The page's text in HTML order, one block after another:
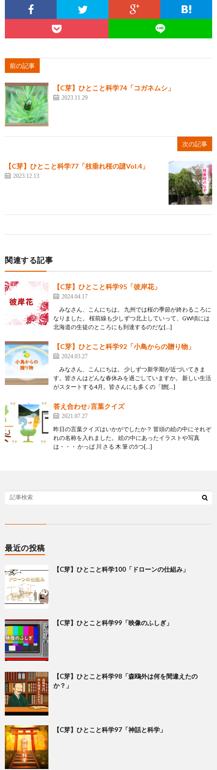
前の記事
【C芽】ひとこと科学74「コガネムシ」
2023.11.29
次の記事
【C芽】ひとこと科学77「枝垂れ桜の謎Vol.4」
2023.12.13
関連する記事
【C芽】ひとこと科学95「彼岸花」
2024.04.17
みなさん、こんにちは。 九州では桜の季節が終わるころに
なりました。 桜前線も少しずつ北上していって、GW頃には
北海道の生徒のところにも到達するのだな[…]
【C芽】ひとこと科学92「小鳥からの贈り物」
2024.03.27
みなさん、こんにちは。 少しずつ新学期が近づいてきま
す。皆さんはどんな春休みを過ごしていますか。 新しい生活
がスタートする4月。皆さんにも多くの「贈[…]
答え合わせ♪言葉クイズ
2021.07.27
昨日の言葉クイズはいかがでしたか？ 冒頭の絵の中にそれぞ
れの名称を入れました。 絵の中にあったイラストや写真
は・・・ かっぱ 川 さる 木 筆 の5つ[…]
最近の投稿
【C芽】ひとこと科学100「ドローンの仕組み」
【C芽】ひとこと科学99「映像のふしぎ」
【C芽】ひとこと科学98「森鴎外は何を間違えたの
か？」
【C芽】ひとこと科学97「神話と科学」